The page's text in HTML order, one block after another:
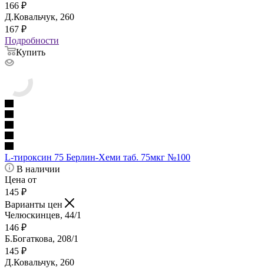
166 ₽
Д.Ковальчук, 260
167 ₽
Подробности
Купить
L-тироксин 75 Берлин-Хеми таб. 75мкг №100
В наличии
Цена от
145 ₽
Варианты цен
Челюскинцев, 44/1
146 ₽
Б.Богаткова, 208/1
145 ₽
Д.Ковальчук, 260